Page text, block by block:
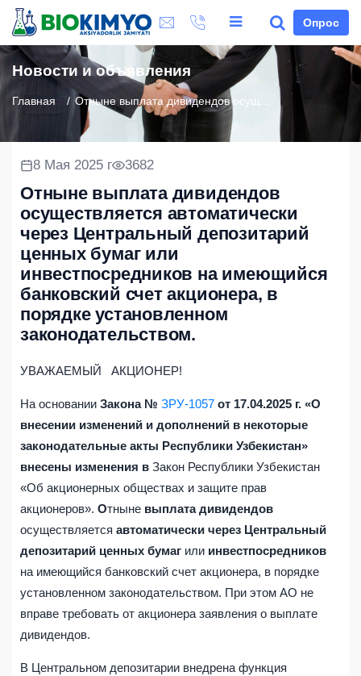
Опрос
Новости и объявления
Главная Отныне выплата дивидендов осущ...
8 Мая 2025 г 3682
Отныне выплата дивидендов
осуществляется автоматически
через Центральный депозитарий
ценных бумаг или
инвестпосредников на имеющийся
банковский счет акционера, в
порядке установленном
законодательством.
УВАЖАЕМЫЙ АКЦИОНЕР!
На основании Закона № ЗРУ-1057 от 17.04.2025 г. «О
внесении изменений и дополнений в некоторые
законодательные акты Республики Узбекистан»
внесены изменения в Закон Республики Узбекистан
«Об акционерных обществах и защите прав
акционеров». Отныне выплата дивидендов
осуществляется автоматически через Центральный
депозитарий ценных бумаг или инвестпосредников
на имеющийся банковский счет акционера, в порядке
установленном законодательством. При этом АО не
вправе требовать от акционера заявления о выплате
дивидендов.
В Центральном депозитарии внедрена функция